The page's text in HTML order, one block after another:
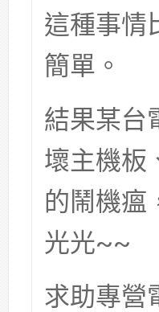
這種事情
簡單。
結果某台
壞主機板
的鬧機瘟
光光~~
求助專營